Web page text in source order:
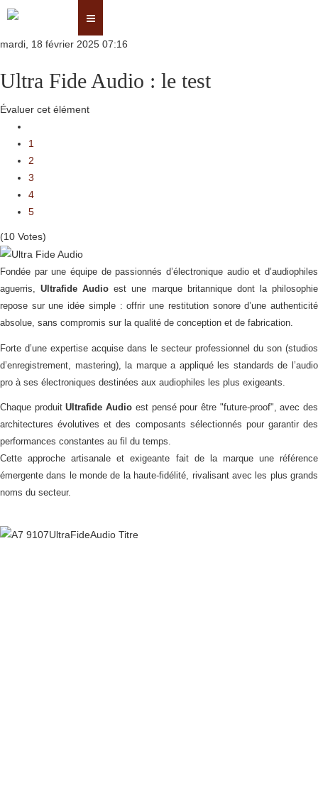
mardi, 18 février 2025 07:16
Ultra Fide Audio : le test
Évaluer cet élément
1
2
3
4
5
(10 Votes)
Fondée par une équipe de passionnés d’électronique audio et d’audiophiles
aguerris,Ultrafide Audio est une marque britannique dont la philosophie
repose sur une idée simple : offrir une restitution sonore d’une authenticité
absolue, sans compromis sur la qualité de conception et de fabrication.
Forte d’une expertise acquise dans le secteur professionnel du son (studios
d’enregistrement, mastering), la marque a appliqué les standards de l’audio
pro à ses électroniques destinées aux audiophiles les plus exigeants.
Chaque produitUltrafide Audio est pensé pour être "future-proof", avec des
architectures évolutives et des composants sélectionnés pour garantir des
performances constantes au fil du temps.
Cette approche artisanale et exigeante fait de la marque une référence
émergente dans le monde de la haute-fidélité, rivalisant avec les plus grands
noms du secteur.